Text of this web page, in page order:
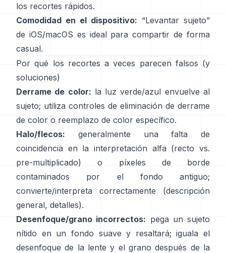
los recortes rápidos.
Comodidad en el dispositivo: “Levantar sujeto”
de iOS/macOS es ideal para compartir de forma
casual.
Por qué los recortes a veces parecen falsos (y
soluciones)
Derrame de color: la luz verde/azul envuelve al
sujeto; utiliza controles de eliminación de derrame
de color o reemplazo de color específico.
Halo/flecos: generalmente una falta de
coincidencia en la interpretación alfa (recto vs.
pre-multiplicado) o píxeles de borde
contaminados por el fondo antiguo;
convierte/interpreta correctamente
(descripción
general, detalles).
Desenfoque/grano incorrectos: pega un sujeto
nítido en un fondo suave y resaltará; iguala el
desenfoque de la lente y el grano después de la